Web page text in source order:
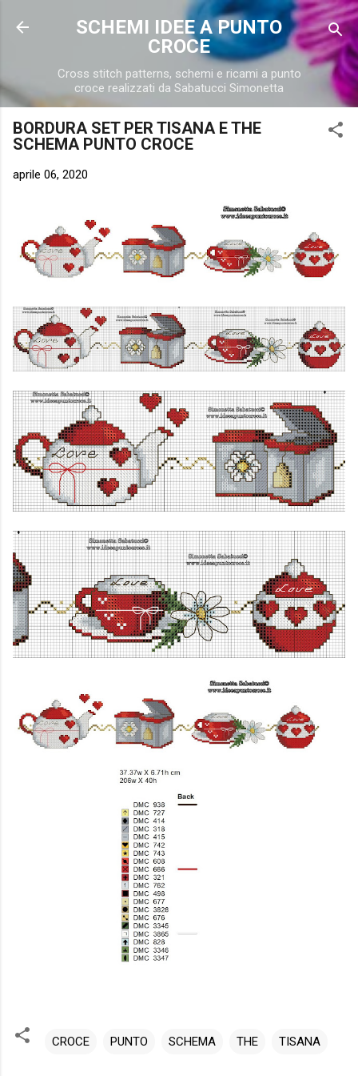
Passa ai contenuti principali
SCHEMI IDEE A PUNTO
CROCE
Cross stitch patterns, schemi e ricami a punto
croce realizzati da Sabatucci Simonetta
BORDURA SET PER TISANA E THE
SCHEMA PUNTO CROCE
aprile 06, 2020
CROCE PUNTO SCHEMA THE TISANA